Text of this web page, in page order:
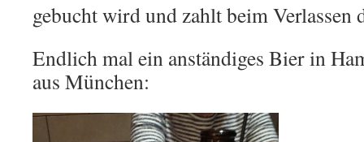
gebucht wird und zahlt beim Verlassen
Endlich mal ein anständiges Bier in
aus München: